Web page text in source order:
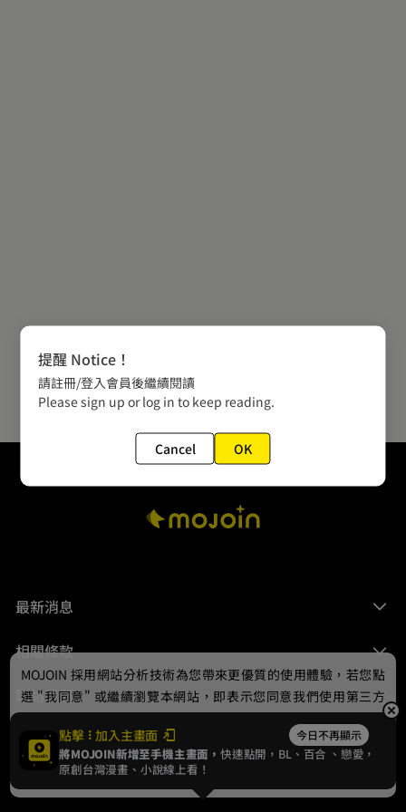
最新消息
相關條款
聯絡我們
© 2024 gamania Digital Entertainment Co., Ltd.
點擊 加入主畫面 今日不再顯示
將MOJOIN新增至手機主畫面，快速點開，BL、 百合 、戀愛，
原創台灣漫畫、小說線上看！
MOJOIN 採用網站分析技術為您帶來更優質的使用體驗，若您點
選 "我同意" 或繼續瀏覽本網站，即表示您同意我們使用第三方
Cookie，欲瞭解更多資訊請見隱私權政策。
我同意
提醒 Notice！
請註冊/登入會員後繼續閱讀
Please sign up or log in to keep reading.
Cancel OK